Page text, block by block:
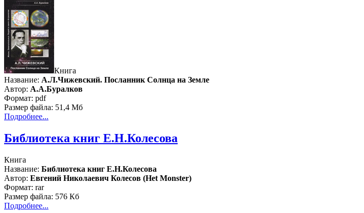
Книга
Название: А.Л.Чижевский. Посланник Солнца на Земле
Автор: А.А.Буралков
Формат: pdf
Размер файла: 51,4 Мб
Подробнее...
Библиотека книг Е.Н.Колесова
Книга
Название: Библиотека книг Е.Н.Колесова
Автор: Евгений Николаевич Колесов (Het Monster)
Формат: rar
Размер файла: 576 Кб
Подробнее...